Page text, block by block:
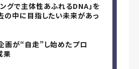
ングで主体性あふれるDNA」を
去の中に目指したい未来があっ
が“自走”し始めた――プロ
果